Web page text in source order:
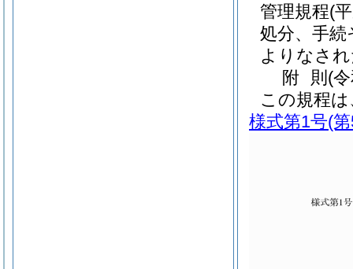
管理規程(
処分、手
よりなさ
附 則 (
この規程
様式第1号(